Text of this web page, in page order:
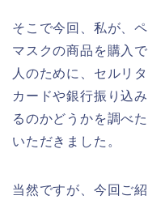
そこで今回、私が、
マスクの商品を購入
人のために、セルリ
カードや銀行振り込
るのかどうかを調べ
いただきました。
当然ですが、今回ご